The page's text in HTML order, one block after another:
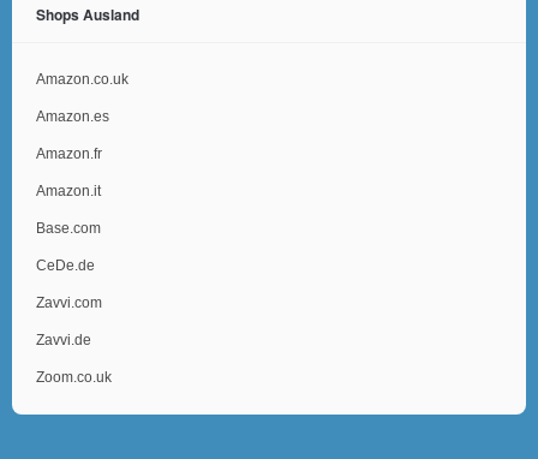
Shops Ausland
Amazon.co.uk
Amazon.es
Amazon.fr
Amazon.it
Base.com
CeDe.de
Zavvi.com
Zavvi.de
Zoom.co.uk